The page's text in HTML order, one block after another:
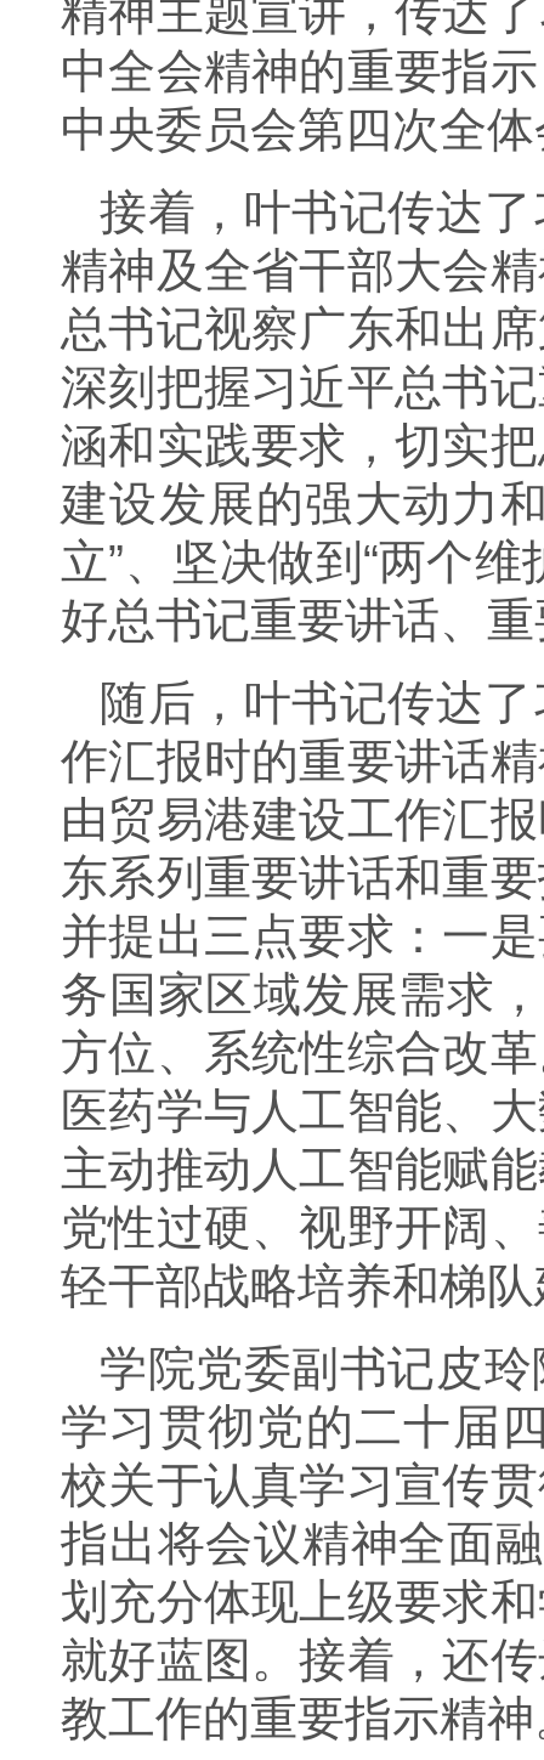
精神主题宣讲，传达
中全会精神的重要指
中央委员会第四次全
接着，叶书记传达
精神及全省干部大会
总书记视察广东和出
深刻把握习近平总书
涵和实践要求，切实
建设发展的强大动力
立”、坚决做到“两个
好总书记重要讲话、
随后，叶书记传达
作汇报时的重要讲话
由贸易港建设工作汇
东系列重要讲话和重
并提出三点要求：一
务国家区域发展需求
方位、系统性综合改
医药学与人工智能、
主动推动人工智能赋
党性过硬、视野开阔
轻干部战略培养和梯
学院党委副书记皮
学习贯彻党的二十届
校关于认真学习宣传
指出将会议精神全面
划充分体现上级要求
就好蓝图。接着，还
教工作的重要指示精